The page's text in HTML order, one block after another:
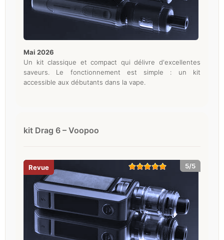
mai 2026
Un kit classique et compact qui délivre d'excellentes
saveurs. Le fonctionnement est simple : un kit
accessible aux débutants dans la vape.
kit Drag 6 – Voopoo
5/5